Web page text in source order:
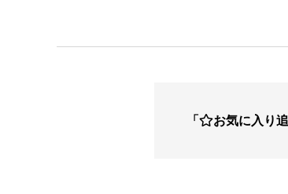
「 お気に入り追